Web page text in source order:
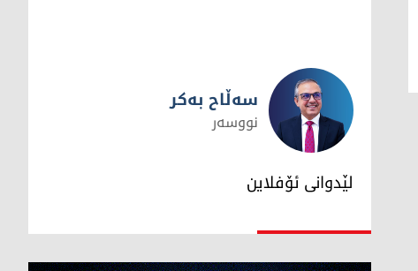
سەڵاح بەکر
سەڵاح بەکر
نووسەر
لێدوانی ئۆفلاین